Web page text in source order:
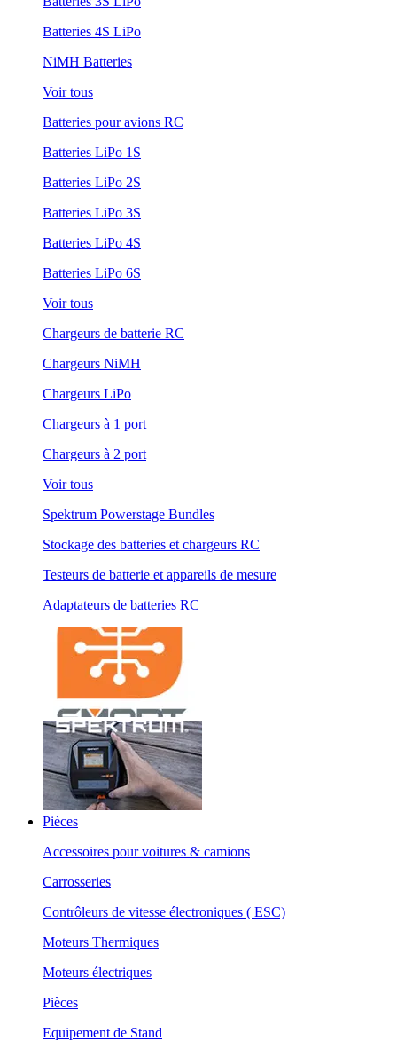
Batteries 4S LiPo
NiMH Batteries
Voir tous
Batteries pour avions RC
Batteries LiPo 1S
Batteries LiPo 2S
Batteries LiPo 3S
Batteries LiPo 4S
Batteries LiPo 6S
Voir tous
Chargeurs de batterie RC
Chargeurs NiMH
Chargeurs LiPo
Chargeurs à 1 port
Chargeurs à 2 port
Voir tous
Spektrum Powerstage Bundles
Stockage des batteries et chargeurs RC
Testeurs de batterie et appareils de mesure
Adaptateurs de batteries RC
Pièces
Accessoires pour voitures & camions
Carrosseries
Contrôleurs de vitesse électroniques ( ESC)
Moteurs Thermiques
Moteurs électriques
Pièces
Equipement de Stand